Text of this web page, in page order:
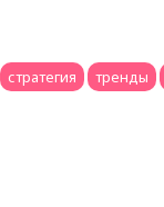
стратегия тренды